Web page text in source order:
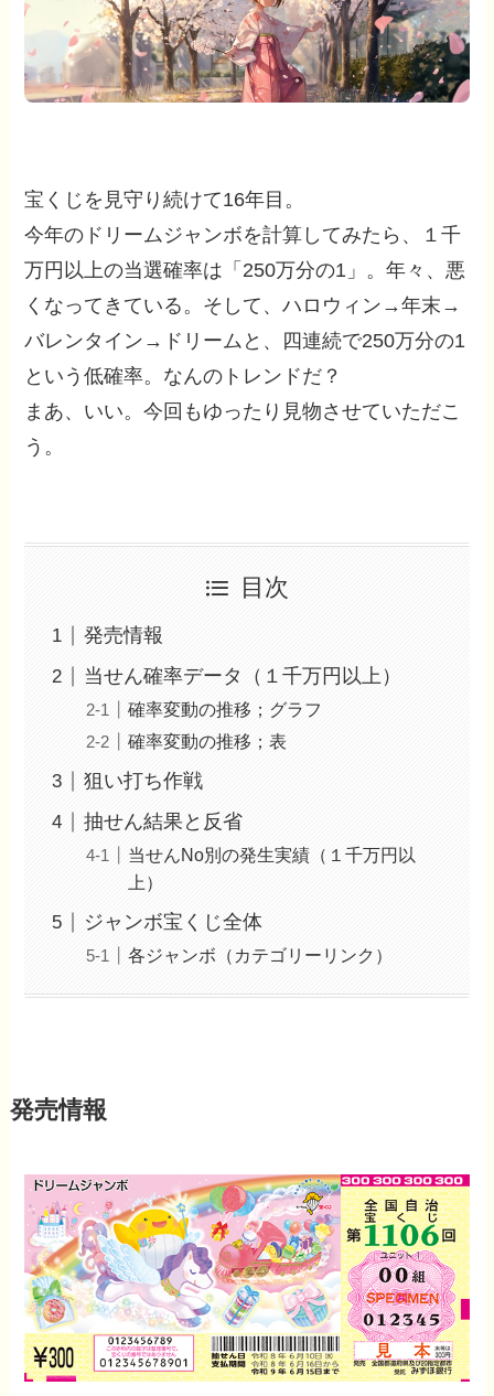
宝くじを見守り続けて16年目。
今年のドリームジャンボを計算してみたら、１千
万円以上の当選確率は「250万分の1」。年々、悪
くなってきている。そして、ハロウィン→年末→
バレンタイン→ドリームと、四連続で250万分の1
という低確率。なんのトレンドだ？
まあ、いい。今回もゆったり見物させていただこ
う。
目次
発売情報
当せん確率データ（１千万円以上）
確率変動の推移；グラフ
確率変動の推移；表
狙い打ち作戦
抽せん結果と反省
当せんNo別の発生実績（１千万円以
上）
ジャンボ宝くじ全体
各ジャンボ（カテゴリーリンク）
発売情報